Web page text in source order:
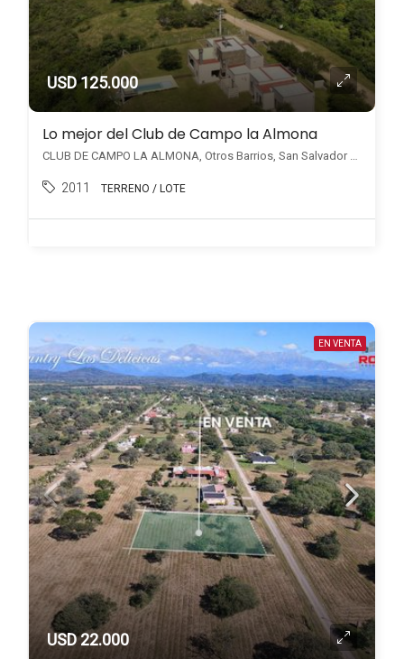
USD 125.000
Lo mejor del Club de Campo la Almona
CLUB DE CAMPO LA ALMONA, Otros Barrios, San Salvador de Jujuy
2011 TERRENO / LOTE
EN VENTA
USD 22.000